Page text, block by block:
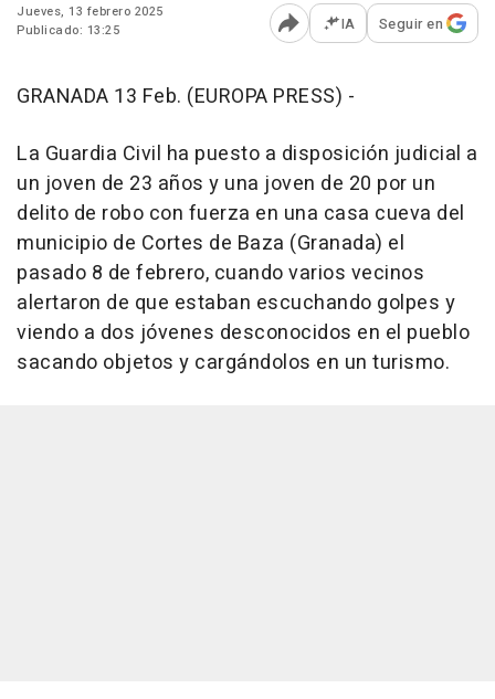
Jueves, 13 febrero 2025
Publicado: 13:25
Abrir opciones para
IA Seguir en
GRANADA 13 Feb. (EUROPA PRESS) -
La Guardia Civil ha puesto a disposición judicial a
un joven de 23 años y una joven de 20 por un
delito de robo con fuerza en una casa cueva del
municipio de Cortes de Baza (Granada) el
pasado 8 de febrero, cuando varios vecinos
alertaron de que estaban escuchando golpes y
viendo a dos jóvenes desconocidos en el pueblo
sacando objetos y cargándolos en un turismo.